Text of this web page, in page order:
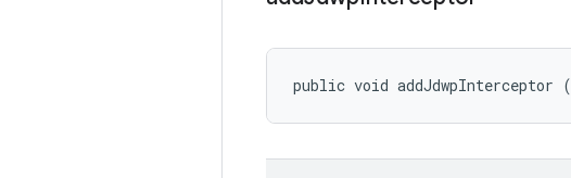
public void addJdwpInterceptor (